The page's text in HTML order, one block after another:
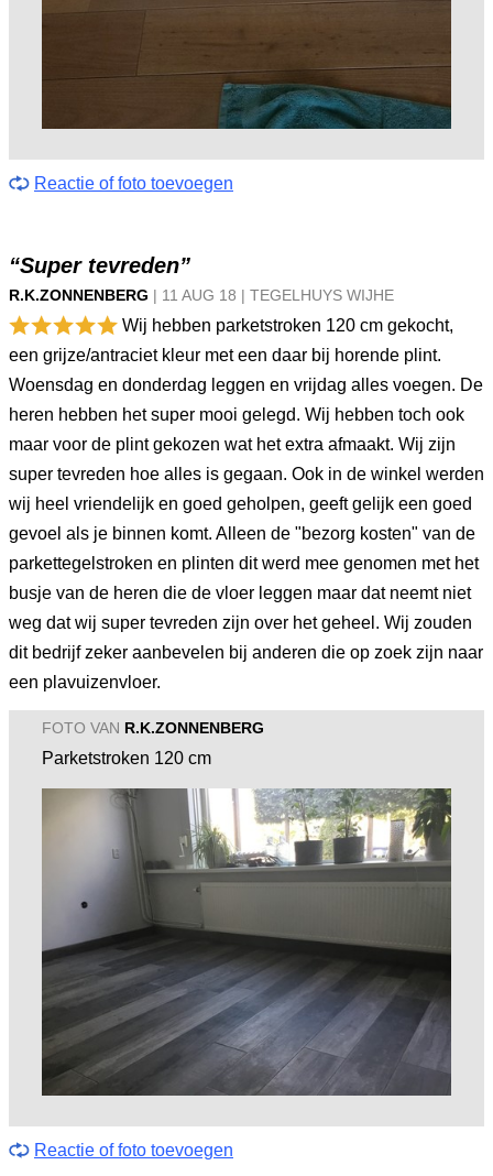
Reactie of foto toevoegen
“Super tevreden”
R.K.ZONNENBERG | 11 AUG 18 | TEGELHUYS WIJHE
Wij hebben parketstroken 120 cm gekocht,
een grijze/antraciet kleur met een daar bij horende plint.
Woensdag en donderdag leggen en vrijdag alles voegen. De
heren hebben het super mooi gelegd. Wij hebben toch ook
maar voor de plint gekozen wat het extra afmaakt. Wij zijn
super tevreden hoe alles is gegaan. Ook in de winkel werden
wij heel vriendelijk en goed geholpen, geeft gelijk een goed
gevoel als je binnen komt. Alleen de "bezorg kosten" van de
parkettegelstroken en plinten dit werd mee genomen met het
busje van de heren die de vloer leggen maar dat neemt niet
weg dat wij super tevreden zijn over het geheel. Wij zouden
dit bedrijf zeker aanbevelen bij anderen die op zoek zijn naar
een plavuizenvloer.
FOTO VAN R.K.ZONNENBERG
Parketstroken 120 cm
Reactie of foto toevoegen